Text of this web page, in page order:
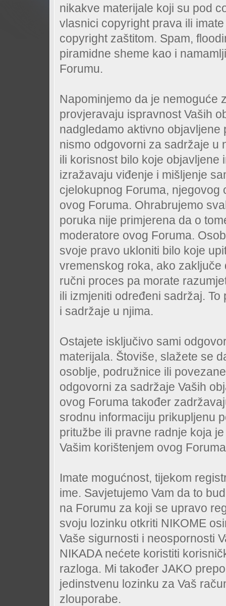
nikakve materijale koji su pod
vlasnici copyright prava ili
copyright zaštitom. Spam,
piramidne sheme kao i
Forumu.
Napominjemo da je nemoguće
provjeravaju ispravnost Vaših
nadgledamo aktivno objavljene
nismo odgovorni za sadržaje u
ili korisnost bilo koje objavljene
izražavaju viđenje i mišljenje
cjelokupnog Foruma,
ovog Foruma. Ohrabrujemo
poruka nije primjerena da o
moderatore ovog Foruma.
svoje pravo ukloniti bilo koje
vremenskog roka, ako zaključe
ručni proces pa morate
ili izmjeniti određeni sadržaj.
i sadržaje u njima.
Ostajete isključivo sami
materijala. Štoviše, slažete se
osoblje, podružnice ili
odgovorni za sadržaje Vaših
ovog Foruma također
srodnu informaciju prikupljenu
pritužbe ili pravne radnje koja
Vašim korištenjem ovog
Imate mogućnost, tijekom
ime. Savjetujemo Vam da to
na Forumu za koji se upravo
svoju lozinku otkriti NIKOME
Vaše sigurnosti i neospornosti
NIKADA nećete koristiti
razloga. Mi također JAKO
jedinstvenu lozinku za Vaš
zlouporabe.